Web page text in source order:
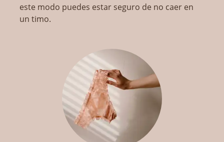
este modo puedes estar seguro de no caer en
un timo.